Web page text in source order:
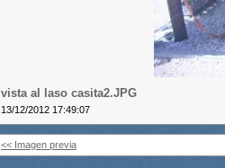
vista al laso casita2.JPG
13/12/2012 17:49:07
<< Imagen previa